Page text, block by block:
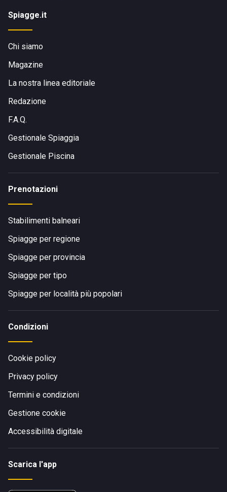
Spiagge.it
Chi siamo
Magazine
La nostra linea editoriale
Redazione
F.A.Q.
Gestionale Spiaggia
Gestionale Piscina
Prenotazioni
Stabilimenti balneari
Spiagge per regione
Spiagge per provincia
Spiagge per tipo
Spiagge per località più popolari
Condizioni
Cookie policy
Privacy policy
Termini e condizioni
Gestione cookie
Accessibilità digitale
Scarica l'app